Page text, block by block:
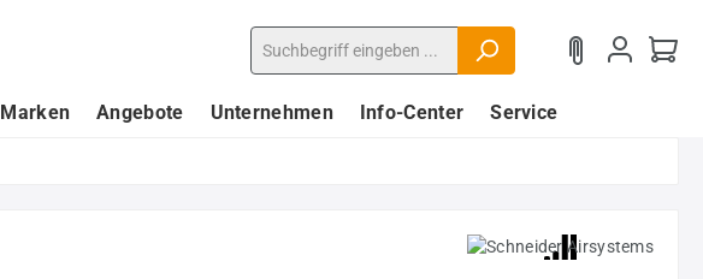
Marken Angebote Unternehmen Info-Center Service